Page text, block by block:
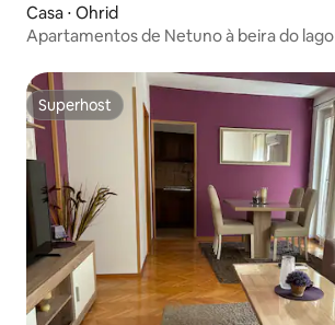
Casa ⋅ Ohrid
Apartamentos de Netuno à beira do lago
Superhost
Superhost